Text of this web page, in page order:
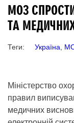
МОЗ
ТА
Теги: Україна
Міністерство
правил
медичних